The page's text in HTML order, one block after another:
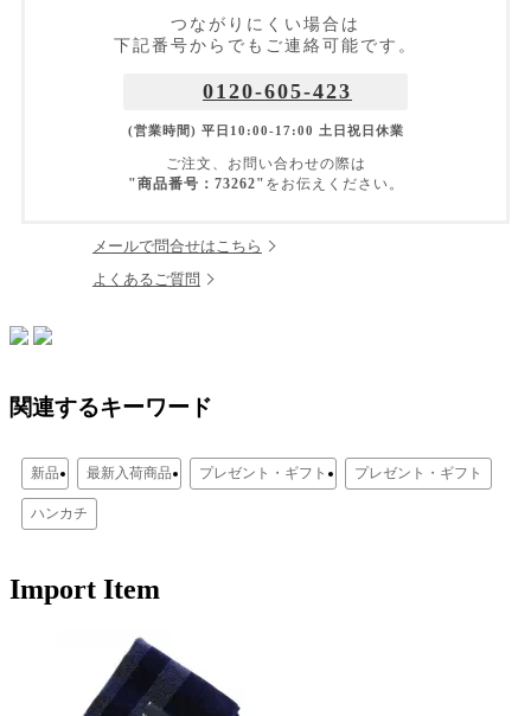
つながりにくい場合は
下記番号からでもご連絡可能です。
0120-605-423
(営業時間) 平日10:00-17:00 土日祝日休業
ご注文、お問い合わせの際は
"商品番号：73262" をお伝えください。
メールで問合せはこちら
よくあるご質問
関連するキーワード
新品 最新入荷商品 プレゼント・ギフト プレゼント・ギフト
ハンカチ
Import Item